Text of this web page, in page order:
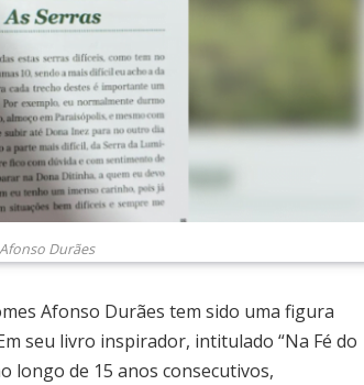
Durães
Afonso Durães tem sido uma figura
seu livro inspirador, intitulado “Na Fé do
longo de 15 anos consecutivos,